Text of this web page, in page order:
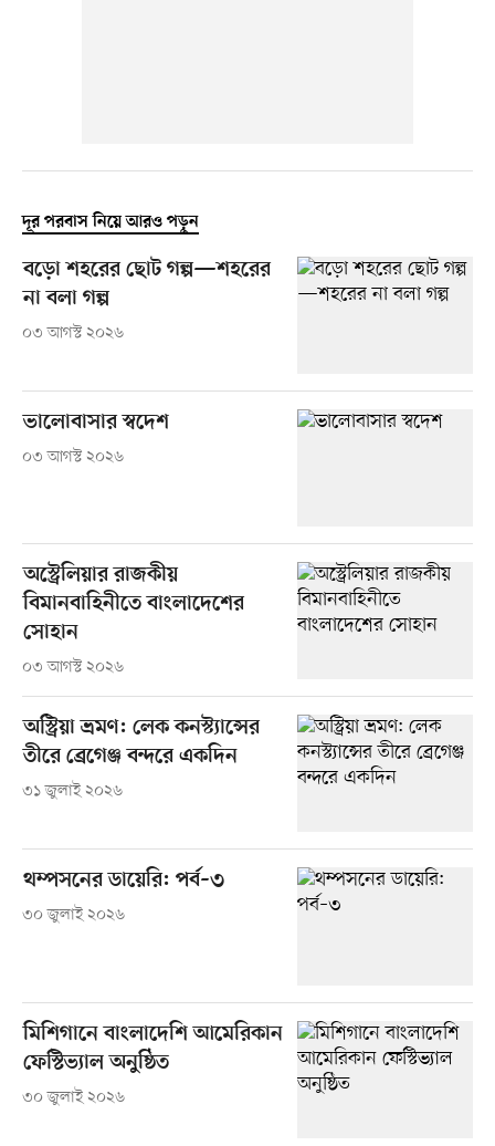
দূর পরবাস নিয়ে আরও পড়ুন
বড়ো শহরের ছোট গল্প—শহরের
না বলা গল্প
০৩ আগস্ট ২০২৬
ভালোবাসার স্বদেশ
০৩ আগস্ট ২০২৬
অস্ট্রেলিয়ার রাজকীয়
বিমানবাহিনীতে বাংলাদেশের
সোহান
০৩ আগস্ট ২০২৬
অস্ট্রিয়া ভ্রমণ: লেক কনস্ট্যান্সের
তীরে ব্রেগেঞ্জ বন্দরে একদিন
৩১ জুলাই ২০২৬
থম্পসনের ডায়েরি: পর্ব–৩
৩০ জুলাই ২০২৬
মিশিগানে বাংলাদেশি আমেরিকান
ফেস্টিভ্যাল অনুষ্ঠিত
৩০ জুলাই ২০২৬